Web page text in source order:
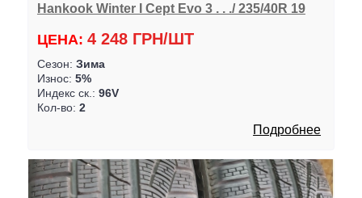
Hankook Winter I Cept Evo 3 . . ./ 235/40R 19
ЦЕНА: 4 248 ГРН/ШТ
Сезон: Зима
Износ: 5%
Индекс ск.: 96V
Кол-во: 2
Подробнее